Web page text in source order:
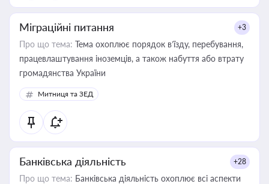
Міграційні питання +3
Про що тема: Тема охоплює порядок в’їзду, перебування,
працевлаштування іноземців, а також набуття або втрату
громадянства України
Митниця та ЗЕД
Банківська діяльність +28
Про що тема: Банківська діяльність охоплює всі аспекти